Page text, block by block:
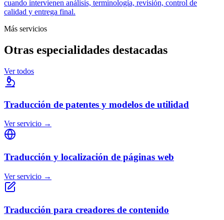
cuando intervienen análisis, terminología, revisión, control de
calidad y entrega final.
Más servicios
Otras especialidades destacadas
Ver todos
Traducción de patentes y modelos de utilidad
Ver servicio →
Traducción y localización de páginas web
Ver servicio →
Traducción para creadores de contenido